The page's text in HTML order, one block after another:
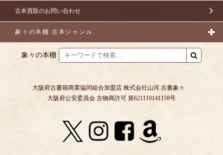
古本買取のお問い合わせ
象々の本棚 古本ジャンル
象々の本棚
大阪府古書籍商業協同組合加盟店 株式会社山河 古書象々
大阪府公安委員会 古物商許可 第621110141159号